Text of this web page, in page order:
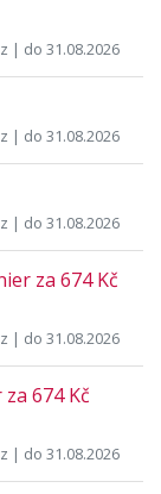
| do 31.08.2026
| do 31.08.2026
| do 31.08.2026
za 674 Kč
| do 31.08.2026
674 Kč
| do 31.08.2026